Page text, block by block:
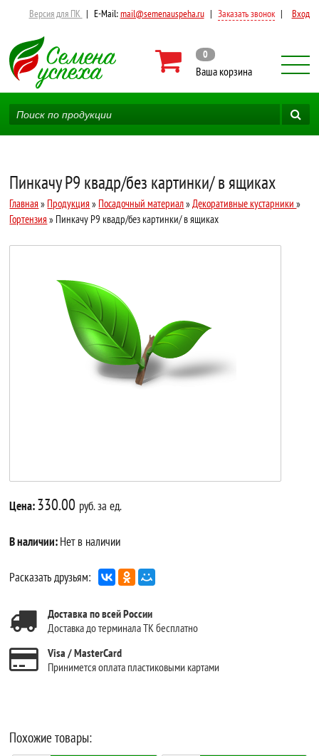
Версия для ПК | E-Mail:mail@semenauspeha.ru | Заказать звонок | Вход
0
Ваша корзина
Пинкачу Р9 квадр/без картинки/ в ящиках
Главная » Продукция » Посадочный материал» Декоративные кустарники»
Гортензия » Пинкачу Р9 квадр/без картинки/ в ящиках
Цена:330.00 руб. за ед.
В наличии:Нет в наличии
Расказать друзьям:
Доставка по всей России
Доставка до терминала ТК бесплатно
Visa / MasterCard
Принимется оплата пластиковыми картами
Похожие товары: